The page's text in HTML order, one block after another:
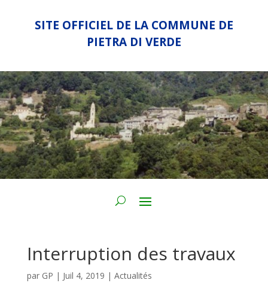
SITE OFFICIEL DE LA COMMUNE DE
PIETRA DI VERDE
Interruption des travaux
par GP | Juil 4, 2019 | Actualités